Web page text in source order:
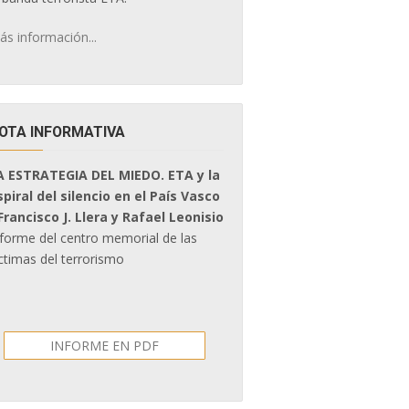
información...
INFORMATIVA
ESTRATEGIA DEL MIEDO. ETA y la
del silencio en el País Vasco
J. Llera y Rafael Leonisio
del centro memorial de las
del terrorismo
INFORME EN PDF